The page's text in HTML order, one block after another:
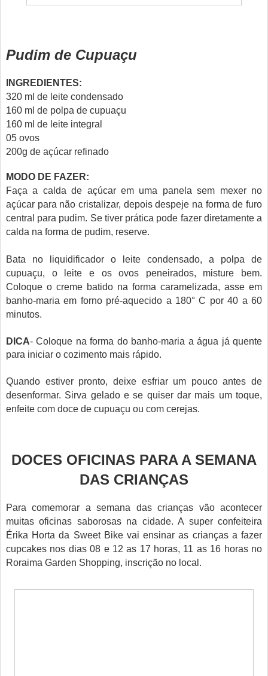
Pudim de Cupuaçu
INGREDIENTES:
320 ml de leite condensado
160 ml de polpa de cupuaçu
160 ml de leite integral
05 ovos
200g de açúcar refinado
MODO DE FAZER:
Faça a calda de açúcar em uma panela sem mexer no
açúcar para não cristalizar, depois despeje na forma de furo
central para pudim. Se tiver prática pode fazer diretamente a
calda na forma de pudim, reserve.
Bata no liquidificador o leite condensado, a polpa de
cupuaçu, o leite e os ovos peneirados, misture bem.
Coloque o creme batido na forma caramelizada, asse em
banho-maria em forno pré-aquecido a 180° C por 40 a 60
minutos.
DICA- Coloque na forma do banho-maria a água já quente
para iniciar o cozimento mais rápido.
Quando estiver pronto, deixe esfriar um pouco antes de
desenformar. Sirva gelado e se quiser dar mais um toque,
enfeite com doce de cupuaçu ou com cerejas.
DOCES OFICINAS PARA A SEMANA
DAS CRIANÇAS
Para comemorar a semana das crianças vão acontecer
muitas oficinas saborosas na cidade. A super confeiteira
Érika Horta da Sweet Bike vai ensinar as crianças a fazer
cupcakes nos dias 08 e 12 as 17 horas, 11 as 16 horas no
Roraima Garden Shopping, inscrição no local.